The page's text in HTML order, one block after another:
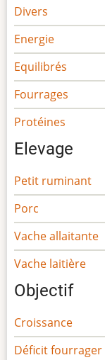
Divers
Energie
Equilibrés
Fourrages
Protéines
Elevage
Petit ruminant
Porc
Vache allaitante
Vache laitière
Objectif
Croissance
Déficit fourrager